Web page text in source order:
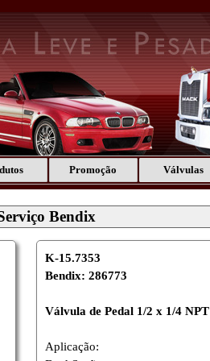
Promoção Válvulas
Bendix
K-15.7353
Bendix: 286773
Válvula de Pedal 1/2 x 1/4 NPT
Aplicação: